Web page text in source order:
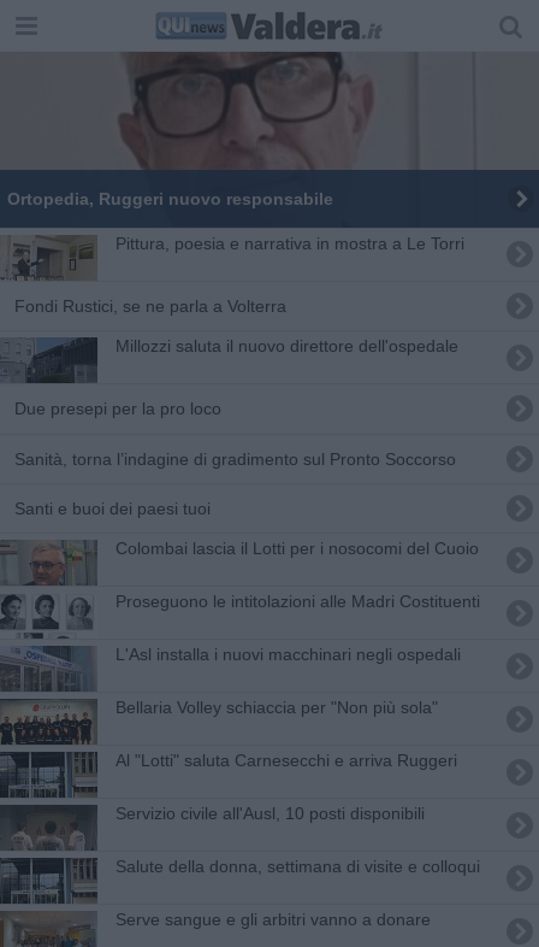
Ortopedia, Ruggeri nuovo responsabile
Pittura, poesia e narrativa in mostra a Le Torri
Fondi Rustici, se ne parla a Volterra
Millozzi saluta il nuovo direttore dell'ospedale
Due presepi per la pro loco
Sanità, torna l’indagine di gradimento sul Pronto Soccorso
​Santi e buoi dei paesi tuoi
Colombai lascia il Lotti per i nosocomi del Cuoio
Proseguono le intitolazioni alle Madri Costituenti
L'Asl installa i nuovi macchinari negli ospedali
Bellaria Volley schiaccia per "Non più sola"
Al "Lotti" saluta Carnesecchi e arriva Ruggeri
Servizio civile all'Ausl, 10 posti disponibili
Salute della donna, settimana di visite e colloqui
Serve sangue e gli arbitri vanno a donare